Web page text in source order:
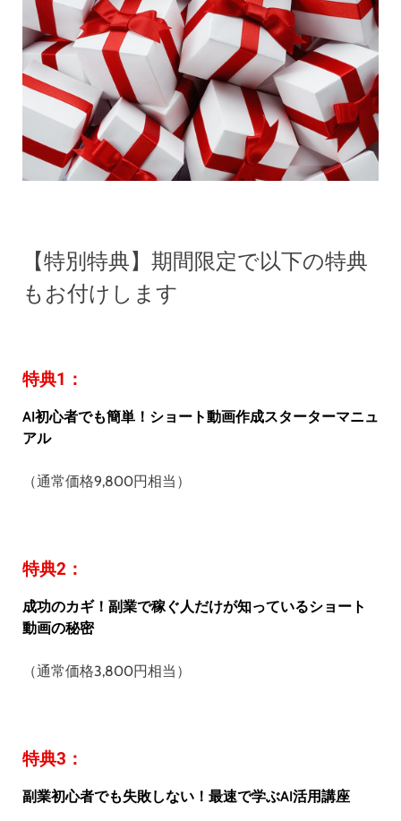
【特別特典】期間限定で以下の特典
もお付けします
特典1：
AI初心者でも簡単！ショート動画作成スターターマニュ
アル
（通常価格9,800円相当）
特典2：
成功のカギ！副業で稼ぐ人だけが知っているショート
動画の秘密
（通常価格3,800円相当）
特典3：
副業初心者でも失敗しない！最速で学ぶAI活用講座